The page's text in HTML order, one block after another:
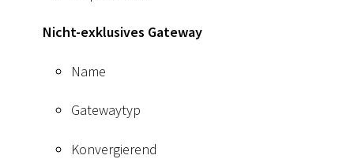
Nicht-exklusives Gateway
Name
Gatewaytyp
Konvergierend